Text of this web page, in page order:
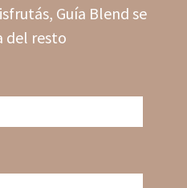
Guía Blend se
del resto